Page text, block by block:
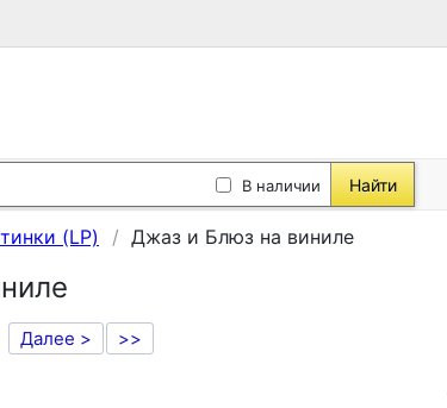
В наличии Найти
(LP) Джаз и Блюз на виниле
Далее > >>